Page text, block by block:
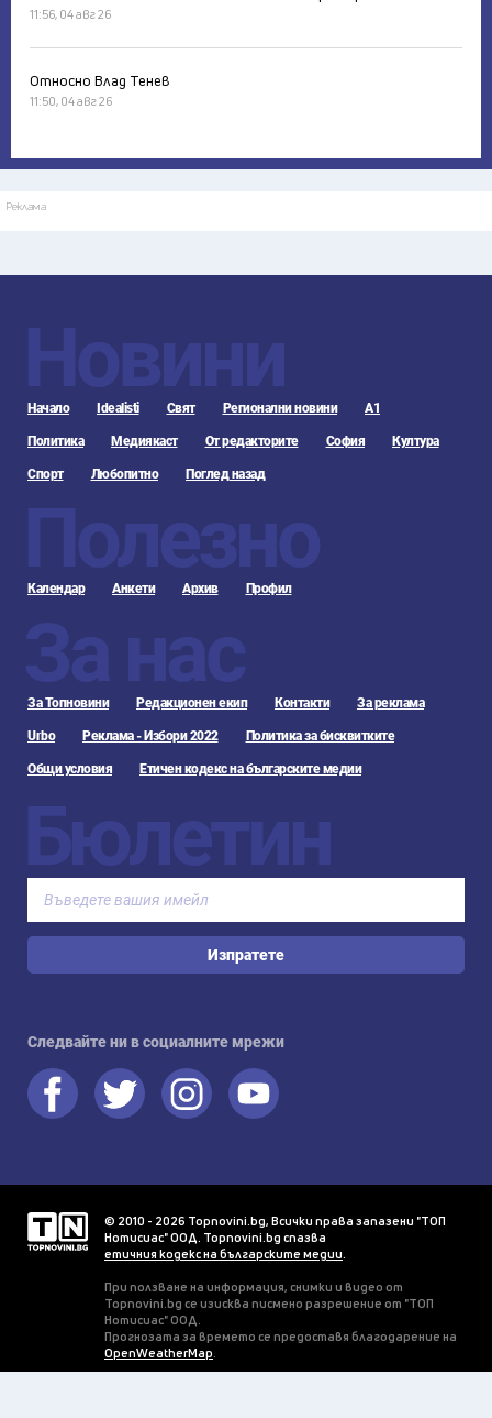
11:56, 04 авг 26
Относно Влад Тенев
11:50, 04 авг 26
Реклама
Новини
Начало Idealisti Свят Регионални новини А1
Политика Медиякаст От редакторите София Култура
Спорт Любопитно Поглед назад
Полезно
Календар Анкети Архив Профил
За нас
За Топновини Редакционен екип Контакти За реклама
Urbo Реклама - Избори 2022 Политика за бисквитките
Общи условия Етичен кодекс на българските медии
Бюлетин
Изпратете
Следвайте ни в социалните мрежи
© 2010 - 2026 Topnovini.bg, Всички права запазени "ТОП
Нотисиас" ООД. Topnovini.bg спазва
етичния кодекс на българските медии
При ползване на информация, снимки и видео от
Topnovini.bg се изисква писмено разрешение от "ТОП
Нотисиас" ООД.
Прогнозата за времето се предоставя благодарение на
OpenWeatherMap